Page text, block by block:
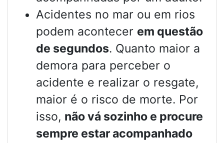
Acidentes no mar ou em rios
podem acontecer em questão
de segundos. Quanto maior a
demora para perceber o
acidente e realizar o resgate,
maior é o risco de morte. Por
isso, não vá sozinho e procure
sempre estar acompanhado